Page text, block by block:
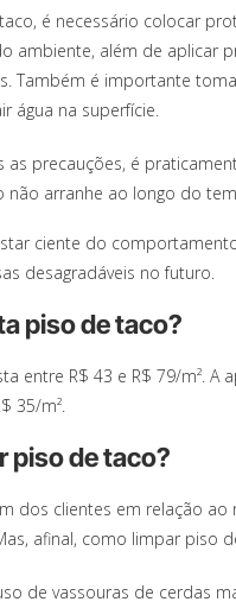
é necessário colocar
ambiente, além de aplicar
Também é importante
água na superfície.
precauções, é
não arranhe ao longo do
ciente do
desagradáveis no futuro.
piso de taco?
entre R$ 43 e R$ 79/m². A
35/m².
piso de taco?
dos clientes em relação ao
afinal, como limpar piso
de vassouras de cerdas